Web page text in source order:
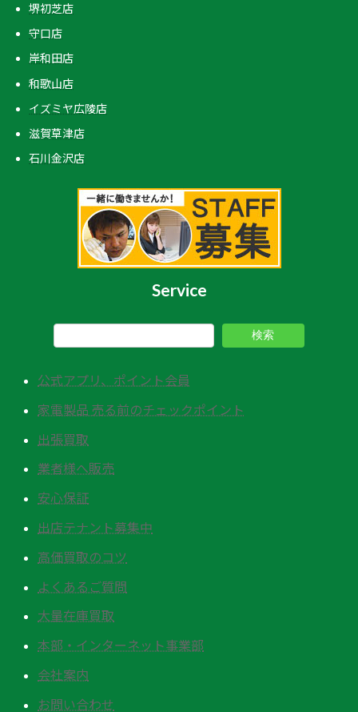
堺初芝店
守口店
岸和田店
和歌山店
イズミヤ広陵店
滋賀草津店
石川金沢店
Service
検索
公式アプリ、ポイント会員
家電製品 売る前のチェックポイント
出張買取
業者様へ販売
安心保証
出店テナント募集中
高価買取のコツ
よくあるご質問
大量在庫買取
本部・インターネット事業部
会社案内
お問い合わせ